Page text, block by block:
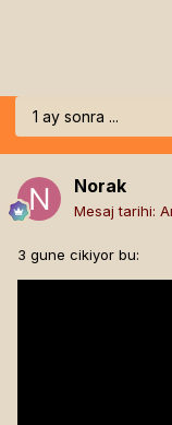
1 ay sonra ...
Norak
Mesaj tarihi:
3 gune cikiyor bu: